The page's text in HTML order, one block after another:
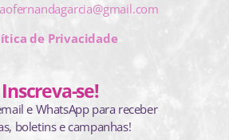
de Privacidade
Inscreva-se!
e WhatsApp para receber
boletins e campanhas!